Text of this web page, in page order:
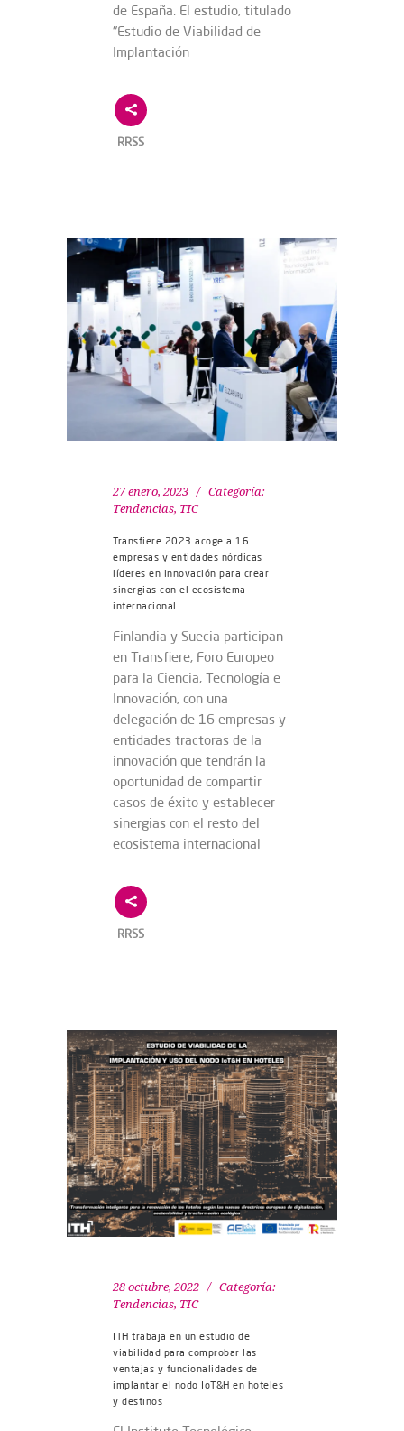
de España. El estudio, titulado
"Estudio de Viabilidad de
Implantación
RRSS
27 enero, 2023
Categoría:
Tendencias, TIC
Transfiere 2023 acoge a 16
empresas y entidades nórdicas
líderes en innovación para crear
sinergias con el ecosistema
internacional
Finlandia y Suecia participan
en Transfiere, Foro Europeo
para la Ciencia, Tecnología e
Innovación, con una
delegación de 16 empresas y
entidades tractoras de la
innovación que tendrán la
oportunidad de compartir
casos de éxito y establecer
sinergias con el resto del
ecosistema internacional
RRSS
28 octubre, 2022
Categoría:
Tendencias, TIC
ITH trabaja en un estudio de
viabilidad para comprobar las
ventajas y funcionalidades de
implantar el nodo IoT&H en hoteles
y destinos